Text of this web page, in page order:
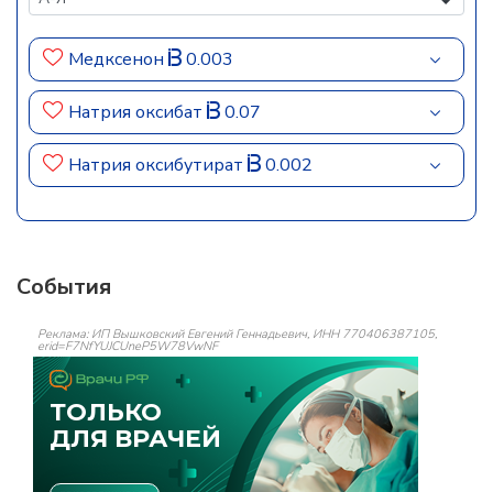
Медксенон 0.003
Натрия оксибат 0.07
Натрия оксибутират 0.002
События
Реклама: ИП Вышковский Евгений Геннадьевич, ИНН 770406387105,
erid=F7NfYUJCUneP5W78VwNF